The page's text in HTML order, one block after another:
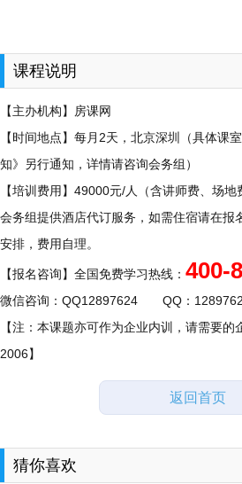
课程说明
【主办机构】房课网
【时间地点】每月2天，北京深圳（具体课
知》另行通知，详情请咨询会务组）
【培训费用】49000元/人（含讲师费、场地
会务组提供酒店代订服务，如需住宿请在报
安排，费用自理。
【报名咨询】全国免费学习热线： 400-
微信咨询：QQ12897624 QQ：
【注：本课题亦可作为企业内训，请需要
2006】
返回首页
猜你喜欢